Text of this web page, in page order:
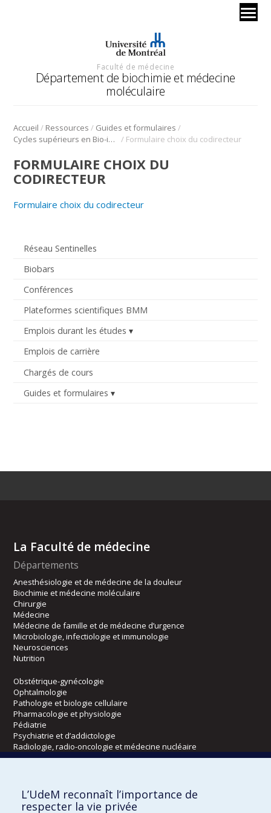
Faculté de médecine
Département de biochimie et médecine
moléculaire
Accueil / Ressources / Guides et formulaires /
Cycles supérieurs en Bio-informatique
/ Formulaire choix du codirecteur
Réseau Sentinelles
Biobars
Conférences
Plateformes scientifiques BMM
Emplois durant les études
Emplois de carrière
Chargés de cours
Guides et formulaires
FORMULAIRE CHOIX DU
CODIRECTEUR
Formulaire choix du codirecteur
La Faculté de médecine
Départements
Anesthésiologie et de médecine de la douleur
Biochimie et médecine moléculaire
Chirurgie
Médecine
Médecine de famille et de médecine d’urgence
Microbiologie, infectiologie et immunologie
Neurosciences
Nutrition
Obstétrique-gynécologie
Ophtalmologie
Pathologie et biologie cellulaire
Pharmacologie et physiologie
Pédiatrie
Psychiatrie et d’addictologie
Radiologie, radio-oncologie et médecine nucléaire
Écoles
Kinésiologie et des sciences de l’activité physique
L’UdeM reconnaît l’importance de
respecter la vie privée